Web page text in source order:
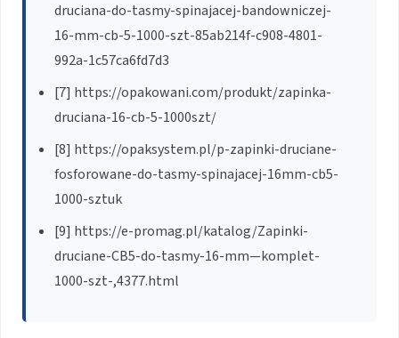
druciana-do-tasmy-spinajacej-bandowniczej-
16-mm-cb-5-1000-szt-85ab214f-c908-4801-
992a-1c57ca6fd7d3
[7] https://opakowani.com/produkt/zapinka-
druciana-16-cb-5-1000szt/
[8] https://opaksystem.pl/p-zapinki-druciane-
fosforowane-do-tasmy-spinajacej-16mm-cb5-
1000-sztuk
[9] https://e-promag.pl/katalog/Zapinki-
druciane-CB5-do-tasmy-16-mm—komplet-
1000-szt-,4377.html